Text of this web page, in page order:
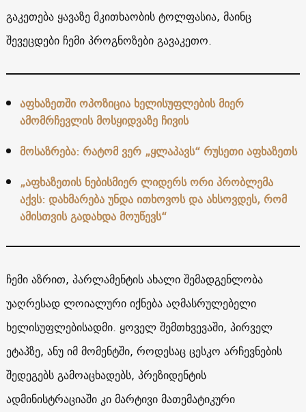
გაკეთება ყავაზე მკითხაობის ტოლფასია, მაინც
შევეცდები ჩემი პროგნოზები გავაკეთო.
აფხაზეთში ოპოზიცია ხელისუფლების მიერ
ამომრჩევლის მოსყიდვაზე ჩივის
მოსაზრება: რატომ ვერ „ყლაპავს“ რუსეთი აფხაზეთს
„აფხაზეთის ნებისმიერ ლიდერს ორი პრობლემა
აქვს: დახმარება უნდა ითხოვოს და ახსოვდეს, რომ
ამისთვის გადახდა მოუწევს“
ჩემი აზრით, პარლამენტის ახალი შემადგენლობა
უაღრესად ლოიალური იქნება აღმასრულებელი
ხელისუფლებისადმი. ყოველ შემთხვევაში, პირველ
ეტაპზე, ანუ იმ მომენტში, როდესაც ცესკო არჩევნების
შედეგებს გამოაცხადებს, პრეზიდენტის
ადმინისტრაციაში კი მარტივი მათემატიკური